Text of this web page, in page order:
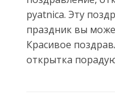
pyatnica. Эту
праздник вы
Красивое
открытка